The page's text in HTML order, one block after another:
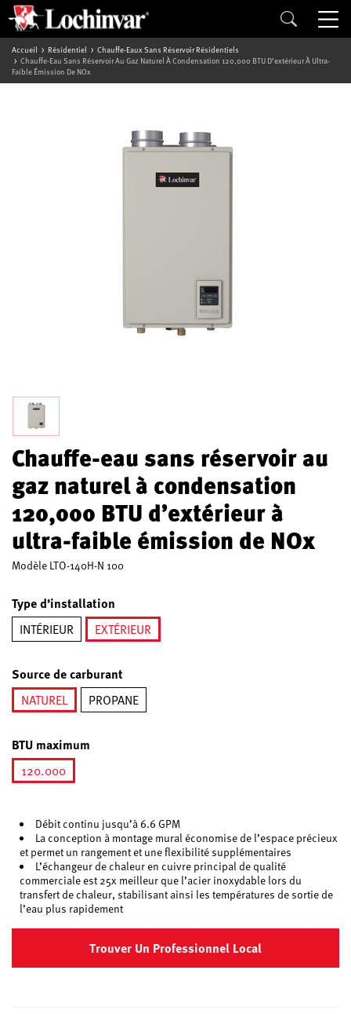
Accueil Résidentiel
Chauffe-Eaux Sans Réservoir Résidentiels
Chauffe-Eau Sans Réservoir Au Gaz Naturel À Condensation 120,000 BTU D’extérieur À Ultra-
Faible Émission De NOx
Chauffe-eau sans réservoir au
gaz naturel à condensation
120,000 BTU d’extérieur à
ultra-faible émission de NOx
ModèleLTO-140H-N 100
Type d’installation
INTÉRIEUR
EXTÉRIEUR
Source de carburant
NATUREL
PROPANE
BTU maximum
120.000
Débit continu jusqu’à 6.6 GPM
La conception à montage mural économise de l’espace précieux
et permet un rangement et une flexibilité supplémentaires
L’échangeur de chaleur en cuivre principal de qualité
commerciale est 25x meilleur que l’acier inoxydable lors du
transfert de chaleur, stabilisant ainsi les températures de sortie de
l’eau plus rapidement
Trouver Un Professionnel Local